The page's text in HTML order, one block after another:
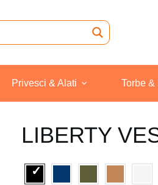
Privesci & Alati Torbe &
LIBERTY